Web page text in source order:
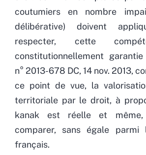
coutumiers en nombre
délibérative) doivent
respecter, cette
constitutionnellement garantie
n° 2013-678 DC, 14 nov. 2013,
ce point de vue, la
territoriale par le droit, à
kanak est réelle et
comparer, sans égale parmi
français.